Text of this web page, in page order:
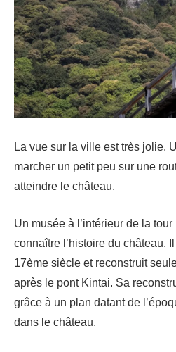
La vue sur la ville est très jolie.
marcher un petit peu sur une
atteindre le château.
Un musée à l’intérieur de la
connaître l’histoire du château.
17ème siècle et reconstruit
après le pont Kintai. Sa
grâce à un plan datant de
dans le château.